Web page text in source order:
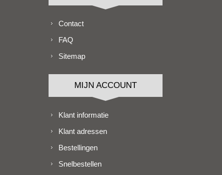
Contact
FAQ
Sitemap
MIJN ACCOUNT
Klant informatie
Klant adressen
Bestellingen
Snelbestellen